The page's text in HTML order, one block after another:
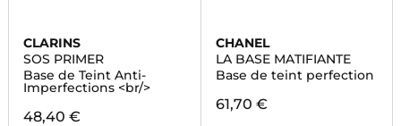
CLARINS
SOS PRIMER
Base de Teint Anti-
Imperfections <br/>
48,40 €
CHANEL
LA BASE MATIFIANTE
Base de teint perfection
61,70 €